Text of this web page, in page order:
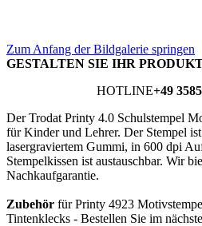
Zum Anfang der Bildgalerie springen
GESTALTEN SIE IHR
HOTLINE+49
Der Trodat Printy 4.0 Schulstempel
für Kinder und Lehrer. Der Stempel
lasergraviertem Gummi, in 600 dpi
Stempelkissen ist austauschbar. Wir
Nachkaufgarantie.
Zubehör für Printy 4923
Tintenklecks - Bestellen Sie im